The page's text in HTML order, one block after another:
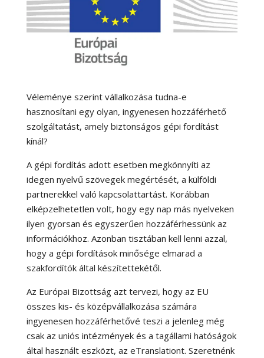
Véleménye szerint vállalkozása tudna-e
hasznosítani egy olyan, ingyenesen hozzáférhető
szolgáltatást, amely biztonságos gépi fordítást
kínál?
A gépi fordítás adott esetben megkönnyíti az
idegen nyelvű szövegek megértését, a külföldi
partnerekkel való kapcsolattartást. Korábban
elképzelhetetlen volt, hogy egy nap más nyelveken
ilyen gyorsan és egyszerűen hozzáférhessünk az
információkhoz. Azonban tisztában kell lenni azzal,
hogy a gépi fordítások minősége elmarad a
szakfordítók által készítettekétől.
Az Európai Bizottság azt tervezi, hogy az EU
összes kis- és középvállalkozása számára
ingyenesen hozzáférhetővé teszi a jelenleg még
csak az uniós intézmények és a tagállami hatóságok
által használt eszközt, az eTranslationt. Szeretnénk